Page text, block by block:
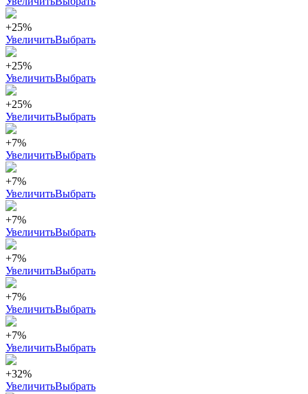
+25%
УвеличитьВыбрать
+25%
УвеличитьВыбрать
+25%
УвеличитьВыбрать
+7%
УвеличитьВыбрать
+7%
УвеличитьВыбрать
+7%
УвеличитьВыбрать
+7%
УвеличитьВыбрать
+7%
УвеличитьВыбрать
+7%
УвеличитьВыбрать
+32%
УвеличитьВыбрать